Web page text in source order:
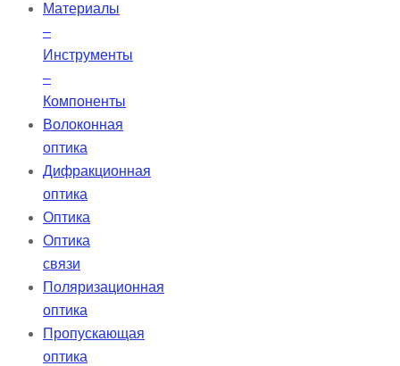
Материалы
–
Инструменты
–
Компоненты
Волоконная
оптика
Дифракционная
оптика
Оптика
Оптика
связи
Поляризационная
оптика
Пропускающая
оптика